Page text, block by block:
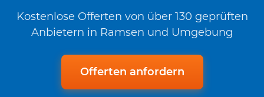
Kostenlose Offerten von über 130 geprüften
Anbietern in Ramsen und Umgebung
Offerten anfordern